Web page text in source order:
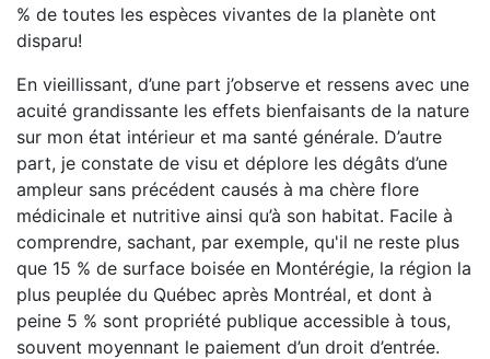
% de toutes les espèces vivantes de la planète ont
disparu!
En vieillissant, d’une part j’observe et ressens avec une
acuité grandissante les effets bienfaisants de la nature
sur mon état intérieur et ma santé générale. D’autre
part, je constate de visu et déplore les dégâts d’une
ampleur sans précédent causés à ma chère flore
médicinale et nutritive ainsi qu’à son habitat. Facile à
comprendre, sachant, par exemple, qu'il ne reste plus
que 15 % de surface boisée en Montérégie, la région la
plus peuplée du Québec après Montréal, et dont à
peine 5 % sont propriété publique accessible à tous,
souvent moyennant le paiement d’un droit d’entrée.